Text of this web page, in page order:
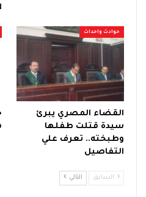
حوادث واحداث
القضاء المصري يبرئ
سيدة قتلت طفلها
وطبخته.. تعرف علي
التفاصيل
السابق التالي